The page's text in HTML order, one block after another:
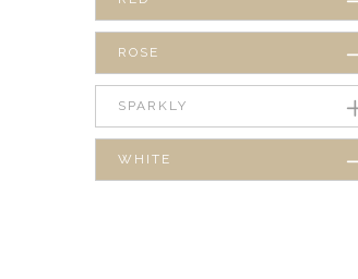
ROSE
SPARKLY
WHITE